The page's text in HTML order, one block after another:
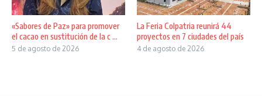
«Sabores de Paz» para promover
el cacao en sustitución de la c ...
5 de agosto de 2026
La Feria Colpatria reunirá 44
proyectos en 7 ciudades del país
4 de agosto de 2026